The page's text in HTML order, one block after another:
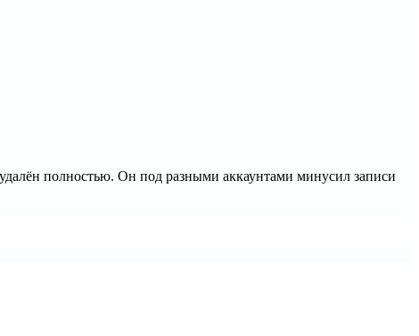
полностью. Он под разными аккаунтами минусил записи